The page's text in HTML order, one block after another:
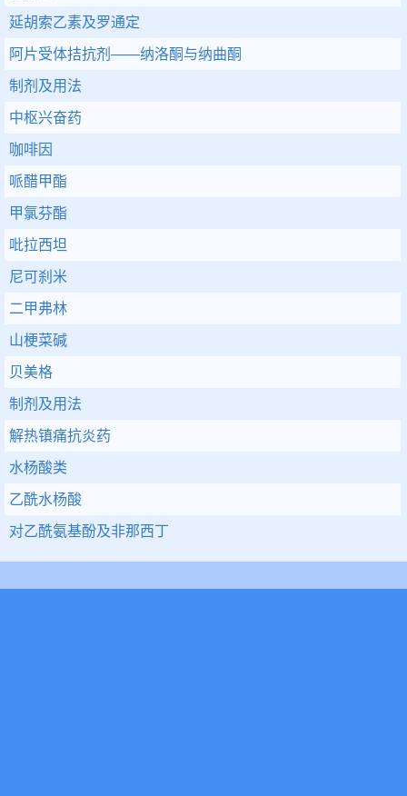
延胡索乙素及罗通定
阿片受体拮抗剂——纳洛酮与纳曲酮
制剂及用法
中枢兴奋药
咖啡因
哌醋甲酯
甲氯芬酯
吡拉西坦
尼可刹米
二甲弗林
山梗菜碱
贝美格
制剂及用法
解热镇痛抗炎药
水杨酸类
乙酰水杨酸
对乙酰氨基酚及非那西丁